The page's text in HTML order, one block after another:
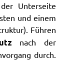
Unterseite
und einem
Führen
nach der
durch.